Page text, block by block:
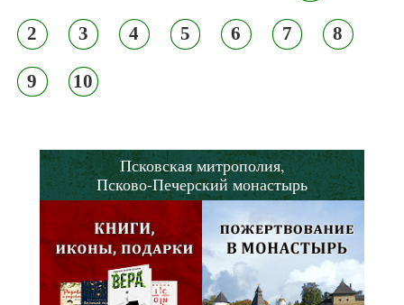
2 3 4 5 6 7 8
9 10
Псковская митрополия,
Псково-Печерский монастырь